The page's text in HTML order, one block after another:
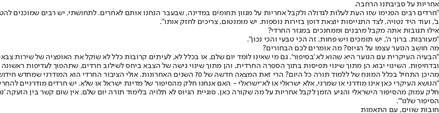
אחריות על סביבתנו הרחבה.
"חרדים רבים הפנימו שזו העת לעלות לגדולה ולקבל אחריות על מגוון תחומים במדינה, שבעבר הנחנו אותם לאחרים. לתחושתי, יש רבים שמוכנים
ב', ועוד היד נטויה, לצד התגייסות יוצאת דופן בזירות נוספות. יש מומנטום, צריכים לחזק אותו".
אילו תגובות אתה מקבל מרבנים וממחנכים במגזר החרדי?
"מעורבות. ברוך ה', יש תומכים ויש פחות. זה הכי טבעי והכי נכון".
מה חושב הנוער עצמו על הגיוס? מה אומרים לכם הבחורים?
"הבעיה העיקרית עם הנוער היא שהוא לא 'בסיפור'. גם מי שאינו לומד יום שלם, או בכלל לא, לעיתים קרובות כלל לא שוקל את האופציה של שירות
ובדחיפות. השינוי יבוא הן מתוך שינוי תפיסות בתוך הספרה החרדית, והן מתוך שינוי גישה של הצבא ביחס לשילוב חרדים, שתהפוך לעדיפות
מהיכן התחיל בכלל המונח של ללמוד תורה כל היום? הרי זאת המצאה חדשה של 70 השנים האחרונות. אולי הציבור החרדי הוא המודרני שמחדש חידושים של ידעו אבותינו?
"הנושא העיקרי כאן אינו מודרני או שמרני, אלא ישראלי או לא־ישראלי - האם אנחנו חלק מהסיפור של מדינת ישראל או שלא. יש חרדים מודרניים
חלק עמוק מהסיפור הישראלי והגיע הזמן לקבל אחריות על מה שקורה כאן. סוגיית הגיוס לא תלויה בלימוד תורה יום שלם. אין שום קשר בין
הסיפור שלנו'".
חובות שווים, עם התאמות